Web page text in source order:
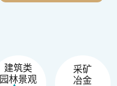
建筑类
园林景观
采矿
冶金